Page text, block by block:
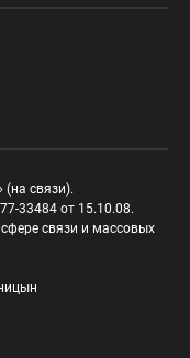
(на связи).
33484 от 15.10.08.
связи и массовых